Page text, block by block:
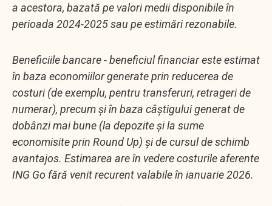
a acestora, bazată pe valori medii disponibile în
perioada 2024-2025 sau pe estimări rezonabile.
Beneficiile bancare - beneficiul financiar este estimat
în baza economiilor generate prin reducerea de
costuri (de exemplu, pentru transferuri, retrageri de
numerar), precum și în baza câștigului generat de
dobânzi mai bune (la depozite și la sume
economisite prin Round Up) și de cursul de schimb
avantajos. Estimarea are în vedere costurile aferente
ING Go fără venit recurent valabile în ianuarie 2026.